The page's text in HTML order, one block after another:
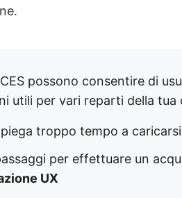
possono consentire di
utili per vari reparti della tua
troppo tempo a
per effettuare un
UX